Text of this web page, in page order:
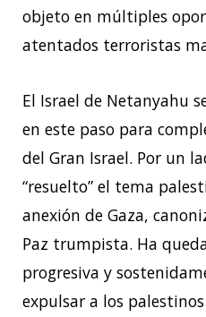
objeto en múltiples
atentados terroristas
El Israel de Netanyahu
en este paso para
del Gran Israel. Por un
“resuelto” el tema
anexión de Gaza,
Paz trumpista. Ha
progresiva y
expulsar a los